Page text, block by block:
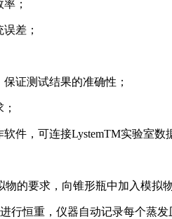
；
差；
证测试结果的准确性；
件，可连接LystemTM实验室数
的要求，向锥形瓶中加入模
行恒重，仪器自动记录每个蒸发